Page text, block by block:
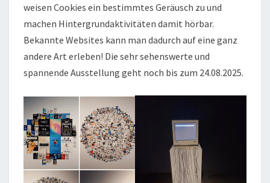
weisen Cookies ein bestimmtes Geräusch zu und
machen Hintergrundaktivitäten damit hörbar.
Bekannte Websites kann man dadurch auf eine ganz
andere Art erleben! Die sehr sehenswerte und
spannende Ausstellung geht noch bis zum 24.08.2025.